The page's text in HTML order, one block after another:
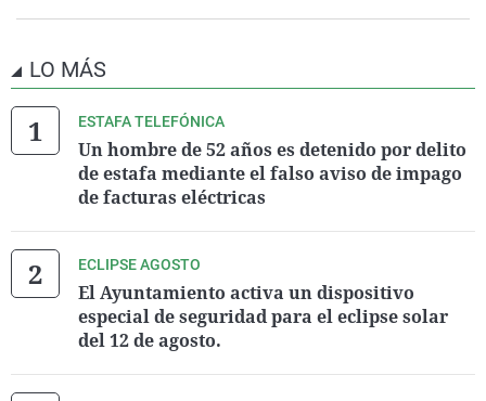
LO MÁS
ESTAFA TELEFÓNICA
Un hombre de 52 años es detenido por delito
de estafa mediante el falso aviso de impago
de facturas eléctricas
ECLIPSE AGOSTO
El Ayuntamiento activa un dispositivo
especial de seguridad para el eclipse solar
del 12 de agosto.